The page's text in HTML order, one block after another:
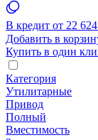
В кредит от 22
Добавить в
Купить в один
Категория
Утилитарные
Привод
Полный
Вместимость